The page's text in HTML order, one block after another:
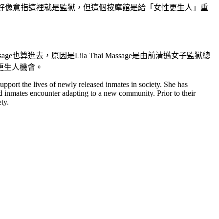
像意指這裡就是監獄，但這個按摩館是給「女性更生人」重
也算進去，原因是Lila Thai Massage是由前清邁女子監獄總
人機會。
the lives of newly released inmates in society. She has
inmates encounter adapting to a new community. Prior to their